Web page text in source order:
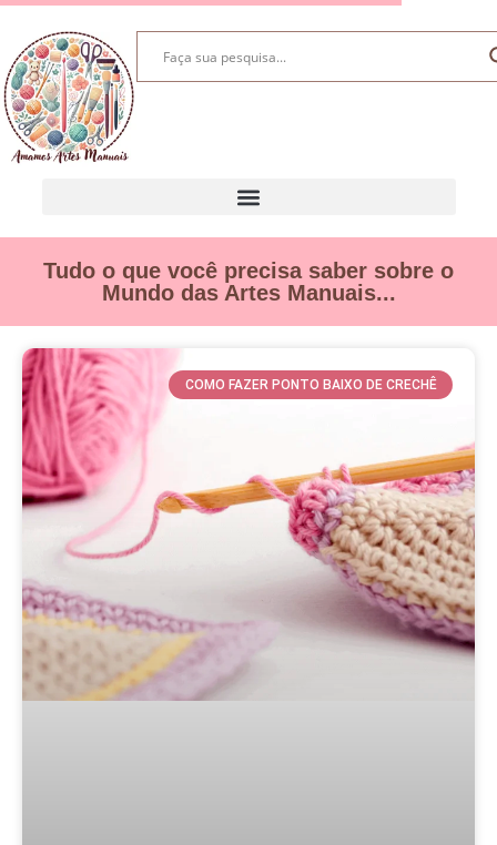
Tudo o que você precisa saber sobre o
Mundo das Artes Manuais...
COMO FAZER PONTO BAIXO DE CRECHÊ